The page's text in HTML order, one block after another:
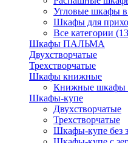
Угловые шкафы
Шкафы для
Все категории
Шкафы ПАЛЬМА
Двухстворчатые
Трехстворчатые
Шкафы книжные
Книжные шкафы
Шкафы-купе
Двухстворчатые
Трехстворчатые
Шкафы-купе без